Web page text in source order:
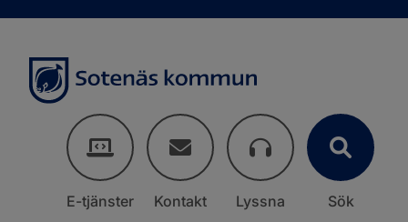
E-tjänster Kontakt Lyssna Sök